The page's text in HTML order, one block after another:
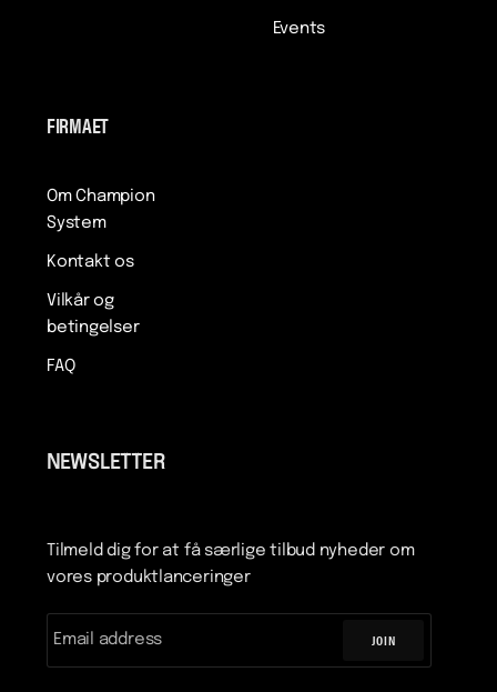
Events
FIRMAET
Om Champion
System
Kontakt os
Vilkår og
betingelser
FAQ
NEWSLETTER
Tilmeld dig for at få særlige tilbud nyheder om
vores produktlanceringer
JOIN